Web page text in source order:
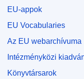
EU-appok
EU Vocabularies
Az EU webarchívuma
Intézményközi
Könyvtársarok